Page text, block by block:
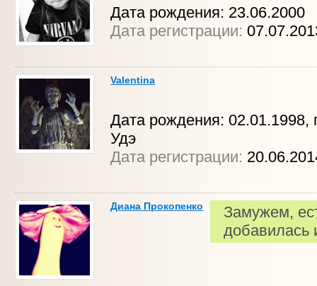
Дата рождения: 23.06.2000
Дата регистрации:
Valentina
Дата рождения: 02.01.1998,
Удэ
Дата регистрации:
Диана Прокопенко
Замужем,
добавилась